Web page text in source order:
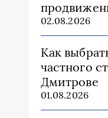
02.08.2026
Как
частного
Дмитрове
01.08.2026